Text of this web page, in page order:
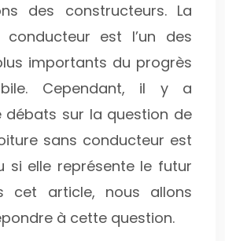
des constructeurs. La
est l’un des
importants du progrès
Cependant, il y a
débats sur la question de
sans conducteur est
si elle représente le futur
cet article, nous allons
à cette question.